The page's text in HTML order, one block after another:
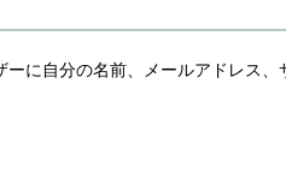
に自分の名前、メールアドレス、